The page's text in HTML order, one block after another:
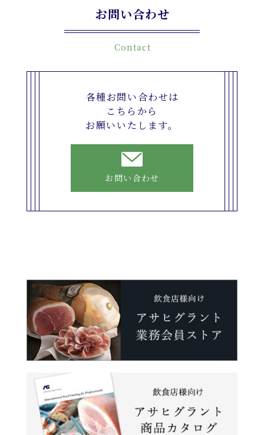
お問い合わせ
Contact
各種お問い合わせは
こちらから
お願いいたします。
お問い合わせ